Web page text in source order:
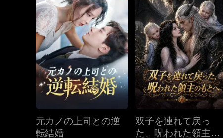
元カノの上司との逆
転結婚
双子を連れて戻っ
た、呪われた領主の